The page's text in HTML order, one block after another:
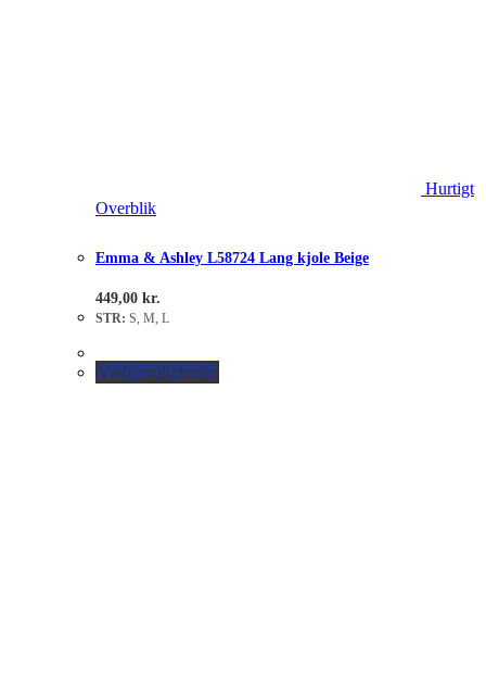
Hurtigt
Overblik
Emma & Ashley L58724 Lang kjole Beige
449,00 kr.
STR: S, M, L
Vælg muligheder